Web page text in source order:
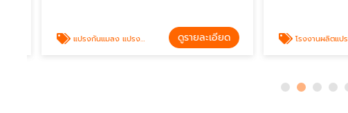
แปรงกันแมลง แปรงดักแมลง ดูรายละเอียด โรงงานผลิตแปรงอุตสาหกรรมชลบุรี